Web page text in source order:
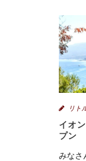
リト
イオ
プン
みなさ